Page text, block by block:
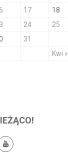
Kwi »
17 18
24 25
31